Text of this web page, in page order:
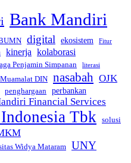
Bank Mandiri
digital ekosistem Fitur
kinerja kolaborasi
Penjamin Simpanan
literasi
Muamalat DIN nasabah OJK
penghargaan perbankan
Financial Services
Tbk solusi
Widya Mataram UNY